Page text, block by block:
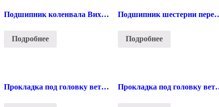
Подшипник коленвала Вихрь
Подробнее
Подшипник
Подробнее
Прокладка под головку ветерок 12 Прокладка